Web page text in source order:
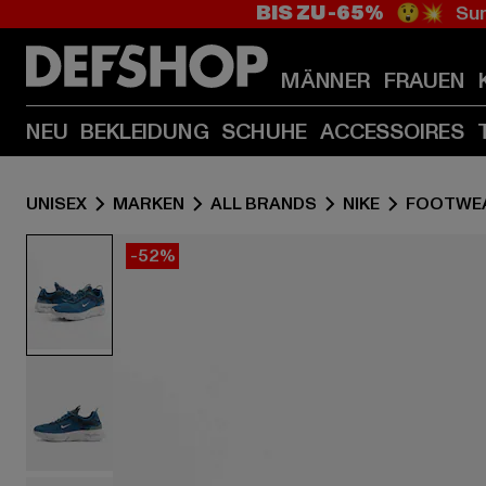
BIS ZU -65% 😲💥
MÄNNER FRAUEN
NEU BEKLEIDUNG SCHUHE ACCESSOIRES
UNISEX MARKEN ALL BRANDS NIKE
-52%